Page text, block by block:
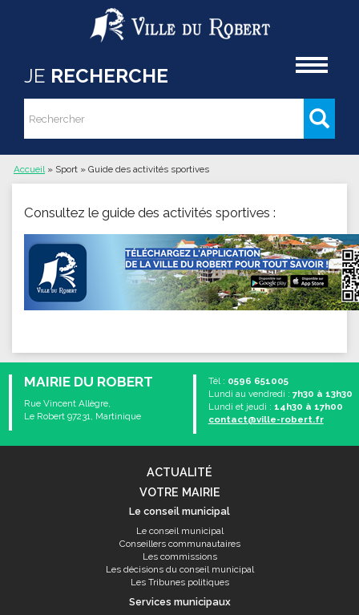
Aller au contenu principal
JE RECHERCHE
Formulaire de recherche
Rechercher
Vous êtes ici
Accueil » Sport » Guide des activités sportives
Consultez le guide des activités sportives :
MAIRIE DU ROBERT
Rue Vincent Allègre,
Le Robert 97231, Martinique
Tél : 0596 651005
Lundi au vendredi : 7h30 à 13h30
Lundi et jeudi : 14h30 à 17h00
contact@ville-robert.fr
ACTUALITÉ
VOTRE MAIRIE
Le conseil municipal
Le conseil municipal
Conseillers communautaires
Les commissions
Les décisions du conseil municipal
Les Tribunes politiques
Services municipaux